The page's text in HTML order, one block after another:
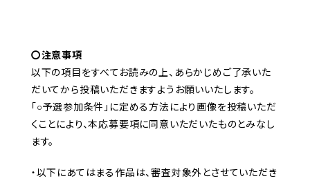
〇注意事項
以下の項目をすべてお読みの上、あらかじめご了承いた
だいてから投稿いただきますようお願いいたします。
「○予選参加条件」に定める方法により画像を投稿いただ
くことにより、本応募要項に同意いただいたものとみなし
ます。
・以下にあてはまる作品は、審査対象外とさせていただき